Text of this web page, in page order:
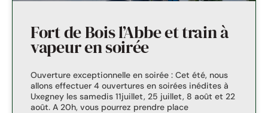
Fort de Bois l’Abbe et train à
vapeur en soirée
Ouverture exceptionnelle en soirée : Cet été, nous
allons effectuer 4 ouvertures en soirées inédites à
Uxegney les samedis 11juillet, 25 juillet, 8 août et 22
août. A 20h, vous pourrez prendre place